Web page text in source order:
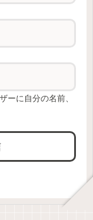
ーに自分の名前、